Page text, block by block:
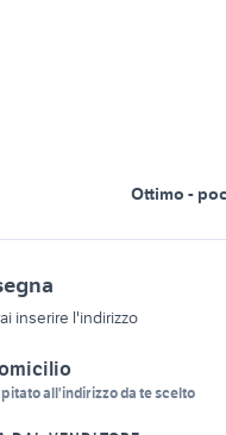
Ottimo -
inserire l'indirizzo
all'indirizzo da te scelto